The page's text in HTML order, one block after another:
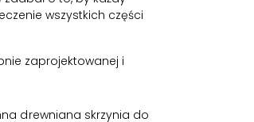
wszystkich części
zaprojektowanej i